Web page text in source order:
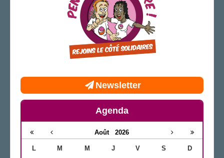
Newsletter
Agenda
Août 2026
L M M J V S
D